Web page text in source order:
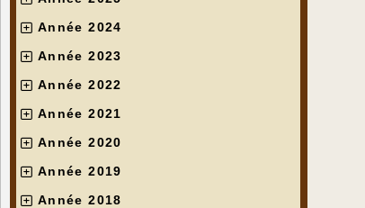
Année 2024
Année 2023
Année 2022
Année 2021
Année 2020
Année 2019
Année 2018